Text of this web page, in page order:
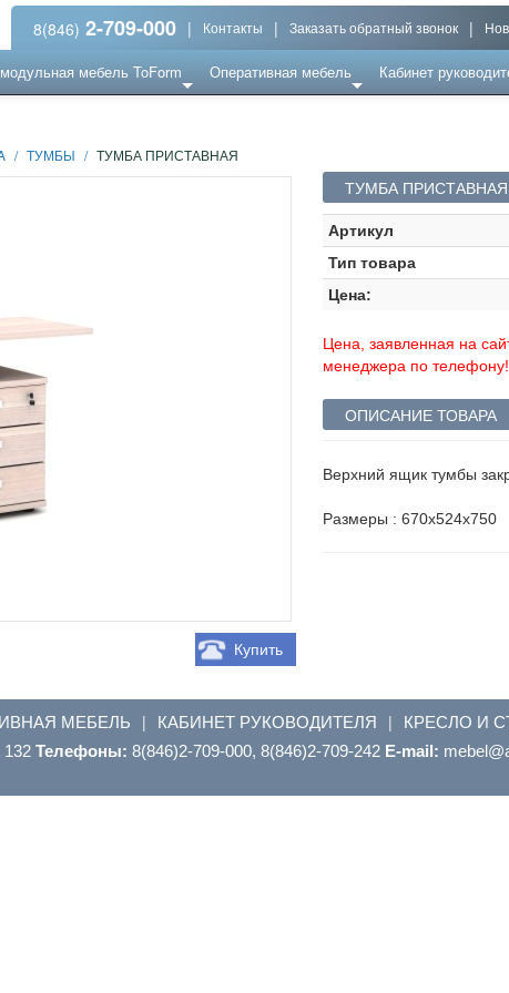
8(846) 2-709-000 | Контакты | Заказать обратный звонок |
мебель ToForm Оперативная мебель Кабинет
/ ТУМБЫ / ТУМБА ПРИСТАВНАЯ
Купить
ТУМБА ПРИСТАВНАЯ
Артикул
Тип товара
Цена:
Цена, заявленная на
менеджера по телефону!
ОПИСАНИЕ ТОВАРА
Верхний ящик тумбы
Размеры : 670х524х750
МЕБЕЛЬ | КАБИНЕТ РУКОВОДИТЕЛЯ | КРЕСЛО И
132 Телефоны: 8(846)2-709-000, 8(846)2-709-242 E-mail: ur.s-